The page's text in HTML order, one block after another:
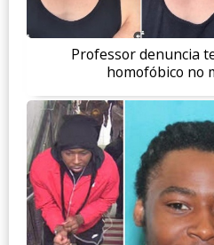
Professor denuncia
homofóbico no